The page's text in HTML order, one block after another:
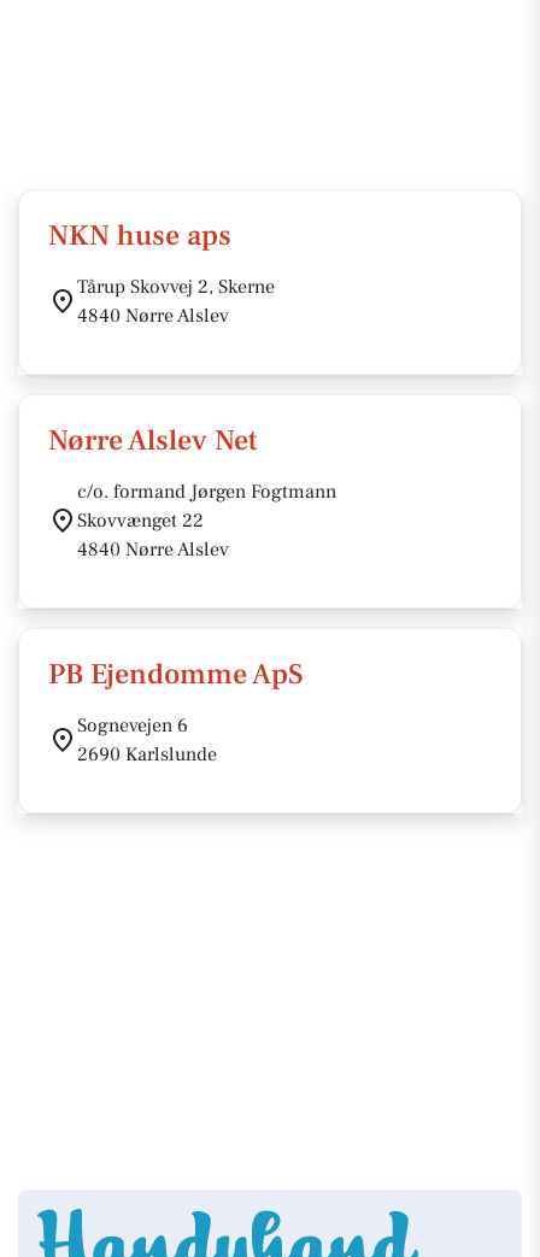
NKN huse aps
Tårup Skovvej 2, Skerne
4840 Nørre Alslev
Nørre Alslev Net
c/o. formand Jørgen Fogtmann
Skovvænget 22
4840 Nørre Alslev
PB Ejendomme ApS
Sognevejen 6
2690 Karlslunde